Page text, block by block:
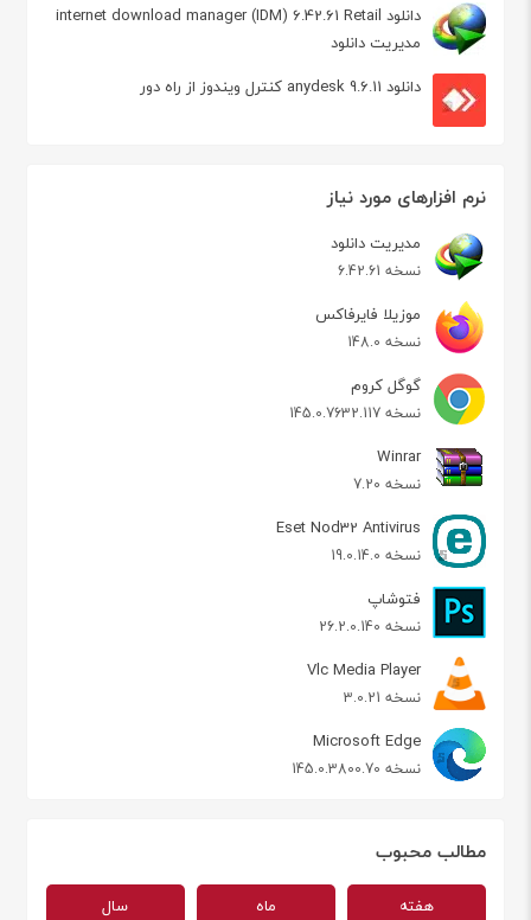
دانلود internet download manager (IDM) 6.42.61 Retail
مدیریت دانلود
دانلود anydesk 9.6.11 کنترل ویندوز از راه دور
نرم افزارهای مورد نیاز
مدیریت دانلود
نسخه 6.42.61
موزیلا فایرفاکس
نسخه 148.0
گوگل کروم
نسخه 145.0.7632.117
Winrar
نسخه 7.20
Eset Nod32 Antivirus
نسخه 19.0.14.0
فتوشاپ
نسخه 26.2.0.140
Vlc Media Player
نسخه 3.0.21
Microsoft Edge
نسخه 145.0.3800.70
مطالب محبوب
هفته ماه سال